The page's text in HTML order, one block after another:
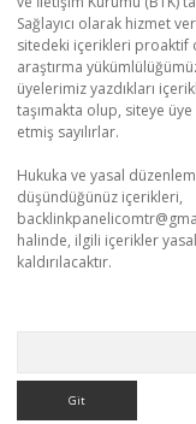
Sağlayıcı olarak hizmet
sitedeki içerikleri proaktif
araştırma
üyelerimiz yazdıkları
taşımakta olup, siteye
etmiş sayılırlar.
Hukuka ve yasal
düşündüğünüz içerikleri,
halinde, ilgili içerikler
kaldırılacaktır.